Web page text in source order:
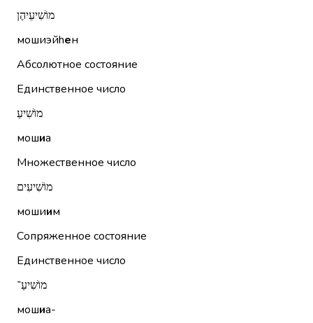
מוֹשִׁיעֵיהֶן
мошиэйhен
Абсолютное состояние
Единственное число
מוֹשִׁיעַ
мошиа
Множественное число
מוֹשִׁיעִים
мошиим
Сопряженное состояние
Единственное число
מוֹשִׁיעַ־
мошиа-